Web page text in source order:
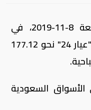
سجل سعر الذهب اليوم الجمعة 8-11-2019، في
المملكة العربية السعودية، عيار "عيار 24" نحو 177.12
السعودية